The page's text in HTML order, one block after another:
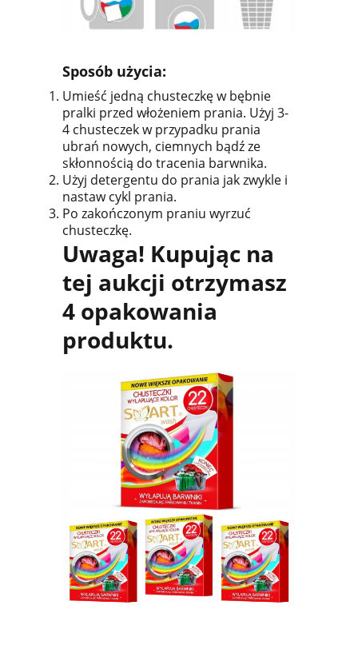
Sposób użycia:
Umieść jedną chusteczkę w bębnie
pralki przed włożeniem prania. Użyj 3-
4 chusteczek w przypadku prania
ubrań nowych, ciemnych bądź ze
skłonnością do tracenia barwnika.
Użyj detergentu do prania jak zwykle i
nastaw cykl prania.
Po zakończonym praniu wyrzuć
chusteczkę.
Uwaga! Kupując na
tej aukcji otrzymasz
4 opakowania
produktu.